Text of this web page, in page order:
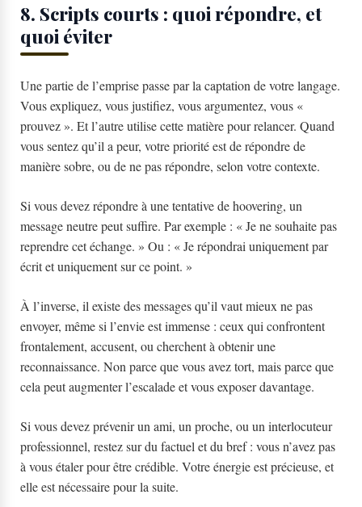
8. Scripts courts : quoi répondre, et
quoi éviter
Une partie de l’emprise passe par la captation de votre langage.
Vous expliquez, vous justifiez, vous argumentez, vous «
prouvez ». Et l’autre utilise cette matière pour relancer. Quand
vous sentez qu’il a peur, votre priorité est de répondre de
manière sobre, ou de ne pas répondre, selon votre contexte.
Si vous devez répondre à une tentative de hoovering, un
message neutre peut suffire. Par exemple : « Je ne souhaite pas
reprendre cet échange. » Ou : « Je répondrai uniquement par
écrit et uniquement sur ce point. »
À l’inverse, il existe des messages qu’il vaut mieux ne pas
envoyer, même si l’envie est immense : ceux qui confrontent
frontalement, accusent, ou cherchent à obtenir une
reconnaissance. Non parce que vous avez tort, mais parce que
cela peut augmenter l’escalade et vous exposer davantage.
Si vous devez prévenir un ami, un proche, ou un interlocuteur
professionnel, restez sur du factuel et du bref : vous n’avez pas
à vous étaler pour être crédible. Votre énergie est précieuse, et
elle est nécessaire pour la suite.